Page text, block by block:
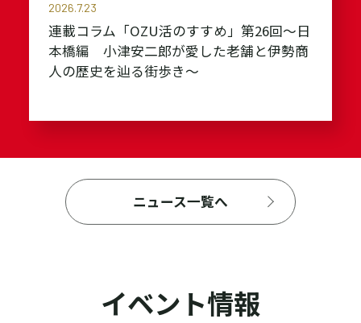
2026.7.23
連載コラム「OZU活のすすめ」第26回～日
本橋編 小津安二郎が愛した老舗と伊勢商
人の歴史を辿る街歩き～
ニュース一覧へ
イベント情報